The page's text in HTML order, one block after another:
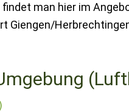
man hier im
Giengen/